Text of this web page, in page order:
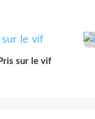
Pris sur le vif